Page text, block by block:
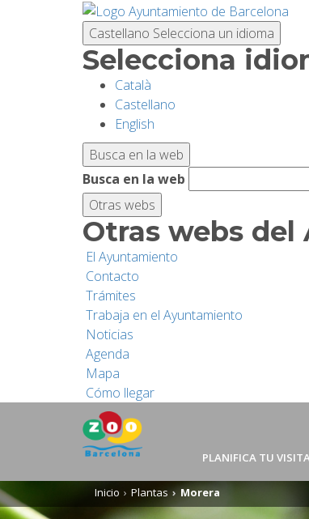
Castellano Selecciona un idioma
Selecciona
Català
Castellano
English
Busca en la web
Busca en la web
Otras webs
Otras webs
El Ayuntamiento
Contacto
Trámites
Trabaja en el Ayuntamiento
Noticias
Agenda
Mapa
Cómo llegar
PLANIFICA TU
Inicio Plantas Morera